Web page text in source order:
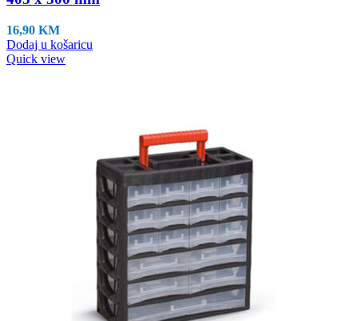
16,90 KM
Dodaj u košaricu
Quick view